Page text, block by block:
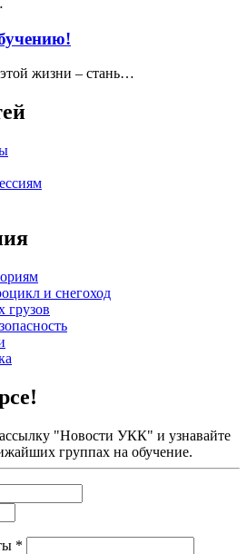
жизни – стань…
и снегоход
грузов
"Новости УКК" и узнавайте
группах на обучение.
*